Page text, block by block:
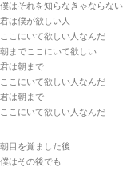
僕はそれを知らなきゃならない
君は僕が欲しい人
ここにいて欲しい人なんだ
朝までここにいて欲しい
君は朝まで
ここにいて欲しい人なんだ
君は朝まで
ここにいて欲しい人なんだ
朝目を覚ました後
僕はその後でも